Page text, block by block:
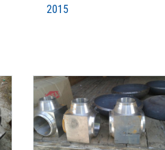
2015